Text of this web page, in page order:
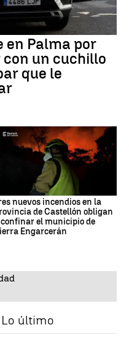
en Palma por
un cuchillo
que le
nuevos incendios en la
de Castellón obligan
el municipio de
Engarcerán
Lo último